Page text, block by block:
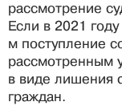
рассмотрение
Если в 2021
м поступление
рассмотренным
в виде лишения
граждан.